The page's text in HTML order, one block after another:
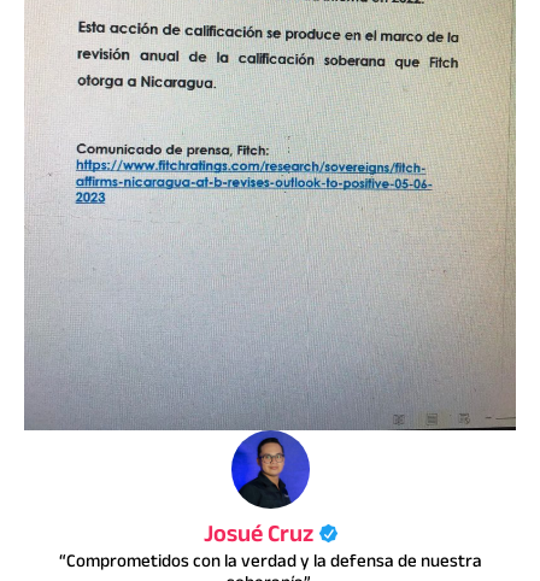
Josué Cruz
“Comprometidos con la verdad y la defensa de nuestra